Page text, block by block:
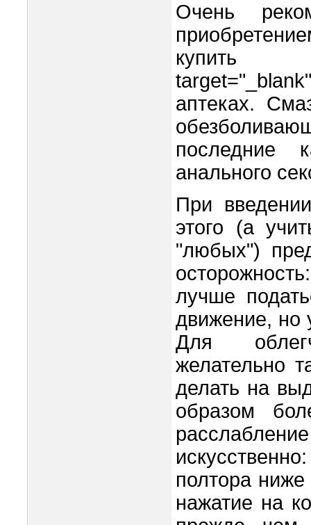
Очень
купить в
аптеках.
последние
анального
При
этого (а
"любых")
лучше
движение, но
Для
желательно
делать на
образом
полтора ниже
нажатие на